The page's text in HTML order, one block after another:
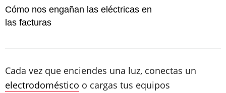
Cómo nos engañan las eléctricas en
las facturas
Cada vez que enciendes una luz, conectas un
electrodoméstico o cargas tus equipos